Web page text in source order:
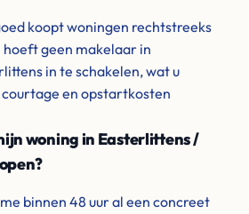
koopt woningen rechtstreeks
hoeft geen makelaar in
in te schakelen, wat u
courtage en opstartkosten
woning in Easterlittens /
binnen 48 uur al een concreet